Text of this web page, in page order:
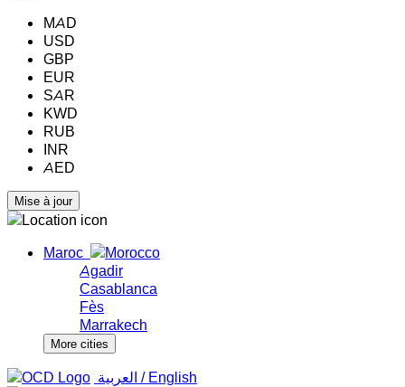
MAD
USD
GBP
EUR
SAR
KWD
RUB
INR
AED
Maroc
Agadir
Casablanca
Fès
Marrakech
More cities
‏العربية ‏ / English